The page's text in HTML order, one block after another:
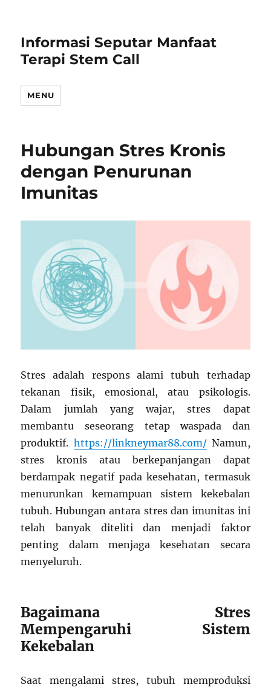
Informasi Seputar Manfaat
Terapi Stem Call
MENU
Hubungan Stres Kronis
dengan Penurunan
Imunitas
Stres adalah respons alami tubuh terhadap
tekanan fisik, emosional, atau psikologis.
Dalam jumlah yang wajar, stres dapat
membantu seseorang tetap waspada dan
produktif. https://linkneymar88.com/Namun,
stres kronis atau berkepanjangan dapat
berdampak negatif pada kesehatan, termasuk
menurunkan kemampuan sistem kekebalan
tubuh. Hubungan antara stres dan imunitas ini
telah banyak diteliti dan menjadi faktor
penting dalam menjaga kesehatan secara
menyeluruh.
Bagaimana Stres
Mempengaruhi Sistem
Kekebalan
Saat mengalami stres, tubuh memproduksi